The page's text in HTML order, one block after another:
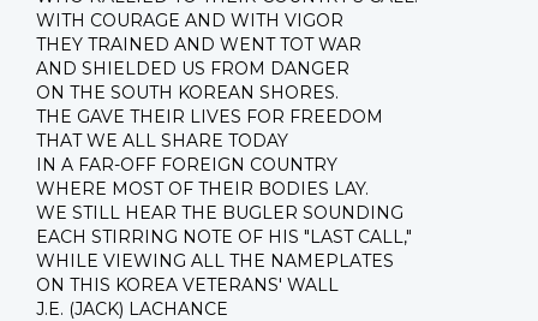
WITH COURAGE AND WITH VIGOR
THEY TRAINED AND WENT TOT WAR
AND SHIELDED US FROM DANGER
ON THE SOUTH KOREAN SHORES.
THE GAVE THEIR LIVES FOR FREEDOM
THAT WE ALL SHARE TODAY
IN A FAR-OFF FOREIGN COUNTRY
WHERE MOST OF THEIR BODIES LAY.
WE STILL HEAR THE BUGLER SOUNDING
EACH STIRRING NOTE OF HIS "LAST CALL,"
WHILE VIEWING ALL THE NAMEPLATES
ON THIS KOREA VETERANS' WALL
J.E. (JACK) LACHANCE